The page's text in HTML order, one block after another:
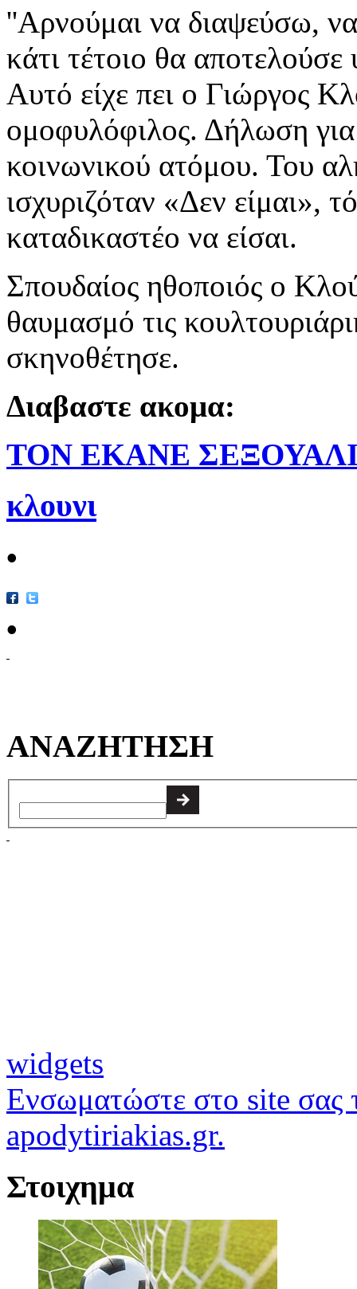
''Αρνούμαι να διαψεύσω,
κάτι τέτοιο θα
Αυτό είχε πει ο Γιώργος
ομοφυλόφιλος. Δήλωση
κοινωνικού ατόμου. Του
ισχυριζόταν «Δεν είμαι»,
καταδικαστέο να είσαι.
Σπουδαίος ηθοποιός ο
θαυμασμό τις
σκηνοθέτησε.
Διαβαστε ακομα:
ΤΟΝ ΕΚΑΝΕ
κλουνι
•
•
ΑΝΑΖΗΤΗΣΗ
widgets
Ενσωματώστε στο site σας
apodytiriakias.gr.
Στοιχημα